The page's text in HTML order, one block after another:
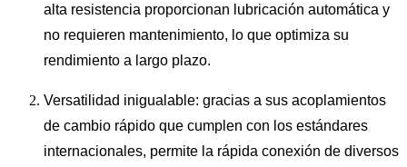
alta resistencia proporcionan lubricación automática y
no requieren mantenimiento, lo que optimiza su
rendimiento a largo plazo.
Versatilidad inigualable: gracias a sus acoplamientos
de cambio rápido que cumplen con los estándares
internacionales, permite la rápida conexión de diversos